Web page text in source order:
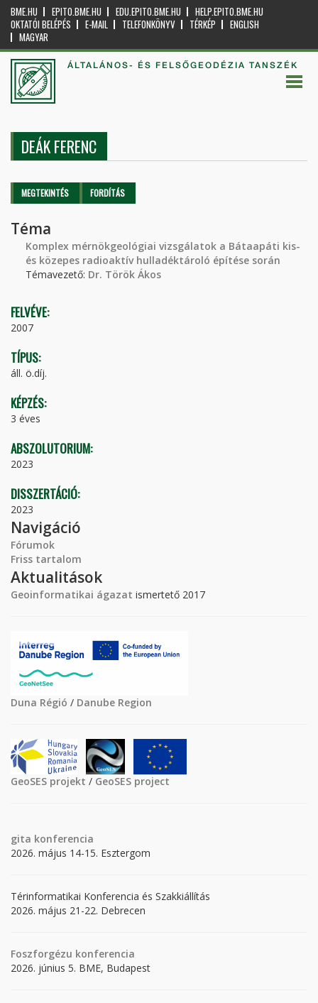
BME.HU EPITO.BME.HU EDU.EPITO.BME.HU
HELP.EPITO.BME.HU
OKTATÓI BELÉPÉS
E-MAIL TELEFONKÖNYV TÉRKÉP
ENGLISH
MAGYAR
ÁLTALÁNOS- ÉS FELSŐGEODÉZIA TANSZÉK
DEÁK FERENC
Elsődleges fülek
MEGTEKINTÉS (AKTÍVFORDÍTÁS
Téma
Komplex mérnökgeológiai vizsgálatok a Bátaapáti kis-
és közepes radioaktív hulladéktároló építése során
Témavezető: Dr. Török Ákos
FELVÉVE:
2007
TÍPUS:
áll. ö.díj.
KÉPZÉS:
3 éves
ABSZOLUTORIUM:
2023
DISSZERTÁCIÓ:
2023
Navigáció
Fórumok
Friss tartalom
Aktualitások
Geoinformatikai ágazat ismertető 2017
Duna Régió / Danube Region
GeoSES projekt / GeoSES project
gita konferencia
2026. május 14-15. Esztergom
Térinformatikai Konferencia és Szakkiállítás
2026. május 21-22. Debrecen
Foszforgézu konferencia
2026. június 5. BME, Budapest